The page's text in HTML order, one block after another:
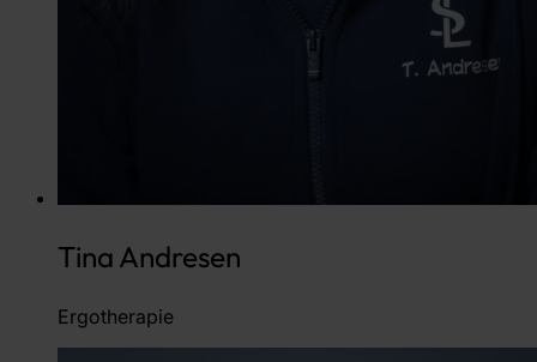
Tina Andresen
Ergotherapie